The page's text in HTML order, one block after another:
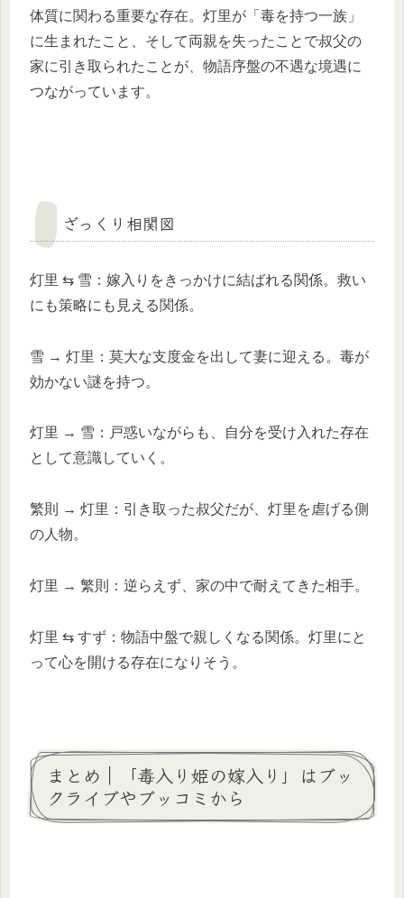
体質に関わる重要な存在。灯里が「毒を持つ一族」
に生まれたこと、そして両親を失ったことで叔父の
家に引き取られたことが、物語序盤の不遇な境遇に
つながっています。
ざっくり相関図
灯里 ⇆ 雪：嫁入りをきっかけに結ばれる関係。救い
にも策略にも見える関係。
雪 → 灯里：莫大な支度金を出して妻に迎える。毒が
効かない謎を持つ。
灯里 → 雪：戸惑いながらも、自分を受け入れた存在
として意識していく。
繁則 → 灯里：引き取った叔父だが、灯里を虐げる側
の人物。
灯里 → 繁則：逆らえず、家の中で耐えてきた相手。
灯里 ⇆ すず：物語中盤で親しくなる関係。灯里にと
って心を開ける存在になりそう。
まとめ｜「毒入り姫の嫁入り」はブッ
クライブやブッコミから